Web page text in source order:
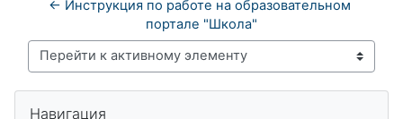
← Инструкция по работе на образовательном
портале "Школа"
Перейти к активному элементу
Блоки
Навигация